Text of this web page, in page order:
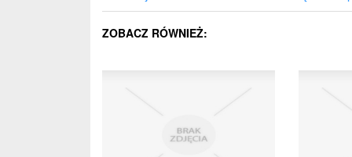
ZOBACZ RÓWNIEŻ: